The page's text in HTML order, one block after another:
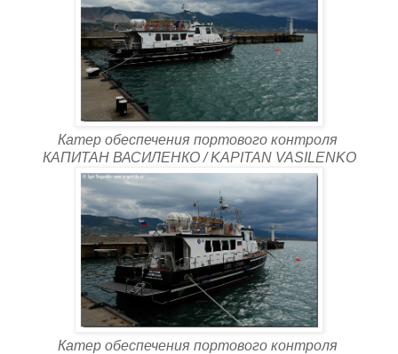
Катер обеспечения портового контроля
КАПИТАН ВАСИЛЕНКО / KAPITAN VASILENKO
Катер обеспечения портового контроля